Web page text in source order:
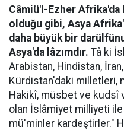
Câmiü'l-Ezher
olduğu gibi, Asya
daha büyük bir
Asya'da lâzımdır. Tâ ki
Arabistan, Hindistan,
Kürdistan'daki milletleri,
Hakikî, müsbet ve kudsî
olan İslâmiyet milliyeti ile اِنَّمَا الْمُؤْمِنُونَ اِخْوَةٌ ("Ancak
mü'minler kardeştirler."